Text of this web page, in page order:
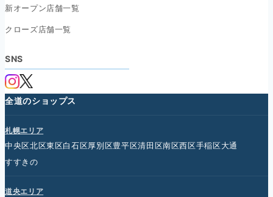
新オープン店舗一覧
クローズ店舗一覧
SNS
全道のショップス
札幌エリア
中央区北区東区白石区厚別区豊平区清田区南区西区手稲区大通
すすきの
道央エリア